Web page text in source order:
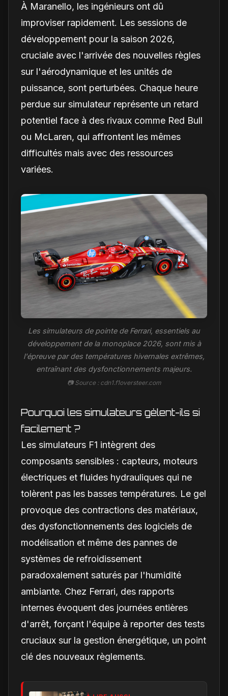
À Maranello, les ingénieurs ont dû
improviser rapidement. Les sessions de
développement pour la saison 2026,
cruciale avec l'arrivée des nouvelles règles
sur l'aérodynamique et les unités de
puissance, sont perturbées. Chaque heure
perdue sur simulateur représente un retard
potentiel face à des rivaux comme Red Bull
ou McLaren, qui affrontent les mêmes
difficultés mais avec des ressources
variées.
Les simulateurs de pointe de Ferrari, essentiels au
développement de la monoplace 2026, sont mis à
l'épreuve par des températures hivernales extrêmes,
entraînant des dysfonctionnements majeurs.
📷 Source : cdn1.f1oversteer.com
Pourquoi les simulateurs gèlent-ils si
facilement ?
Les simulateurs F1 intègrent des
composants sensibles : capteurs, moteurs
électriques et fluides hydrauliques qui ne
tolèrent pas les basses températures. Le gel
provoque des contractions des matériaux,
des dysfonctionnements des logiciels de
modélisation et même des pannes de
systèmes de refroidissement
paradoxalement saturés par l'humidité
ambiante. Chez Ferrari, des rapports
internes évoquent des journées entières
d'arrêt, forçant l'équipe à reporter des tests
cruciaux sur la gestion énergétique, un point
clé des nouveaux règlements.